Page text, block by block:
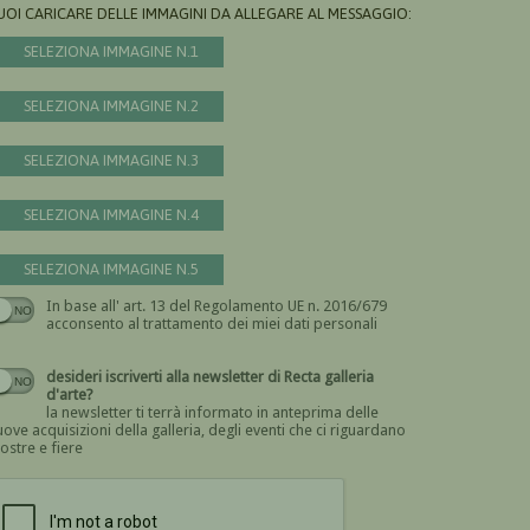
CARICARE DELLE IMMAGINI DA ALLEGARE AL MESSAGGIO:
SELEZIONA IMMAGINE N.1
SELEZIONA IMMAGINE N.2
SELEZIONA IMMAGINE N.3
SELEZIONA IMMAGINE N.4
SELEZIONA IMMAGINE N.5
In base all' art. 13 del Regolamento UE n. 2016/679
acconsento al trattamento dei miei dati personali
Devi dare il consenso
desideri iscriverti alla newsletter di Recta galleria
d'arte?
la newsletter ti terrà informato in anteprima delle
acquisizioni della galleria, degli eventi che ci riguardano
e fiere